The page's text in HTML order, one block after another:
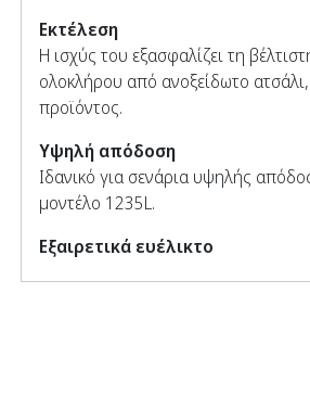
Εκτέλεση
Η ισχύς του εξασφαλίζει τη
ολοκλήρου από ανοξείδωτο
προϊόντος.
Υψηλή απόδοση
Ιδανικό για σενάρια υψηλής
μοντέλο 1235L.
Εξαιρετικά ευέλικτο